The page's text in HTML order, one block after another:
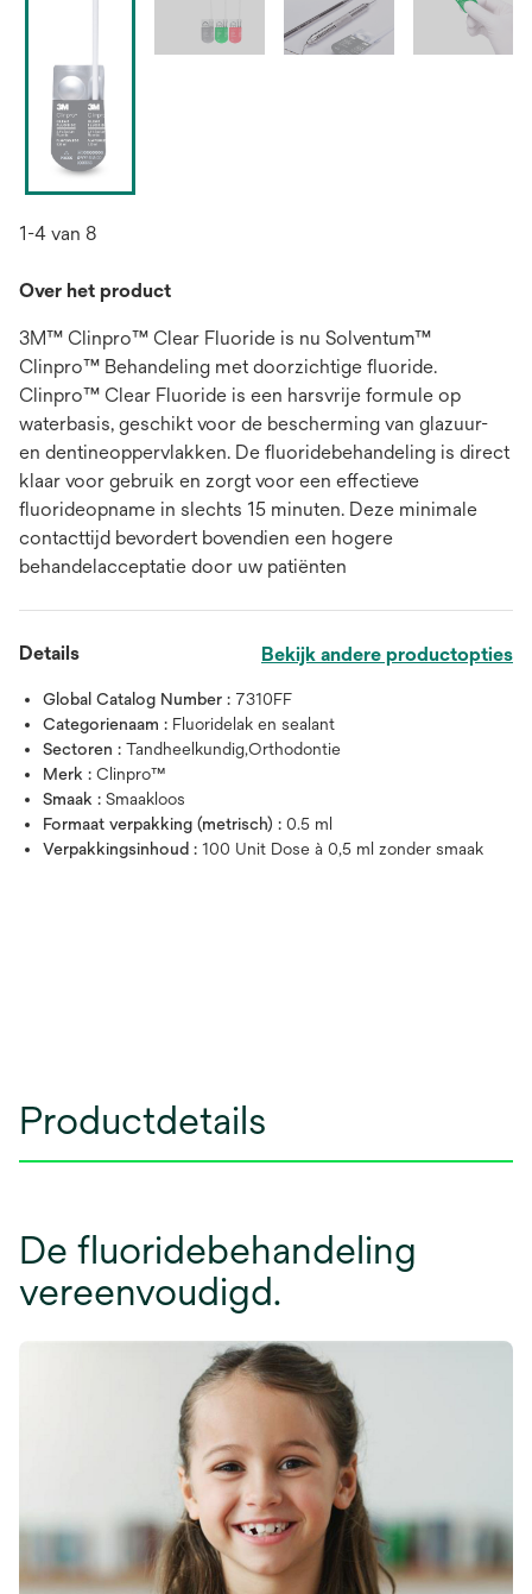
1-4 van 8
Over het product
3M™ Clinpro™ Clear Fluoride is nu Solventum™
Clinpro™ Behandeling met doorzichtige fluoride.
Clinpro™ Clear Fluoride is een harsvrije formule op
waterbasis, geschikt voor de bescherming van glazuur-
en dentineoppervlakken. De fluoridebehandeling is direct
klaar voor gebruik en zorgt voor een effectieve
fluorideopname in slechts 15 minuten. Deze minimale
contacttijd bevordert bovendien een hogere
behandelacceptatie door uw patiënten
Details Bekijk andere productopties
Global Catalog Number : 7310FF
Categorienaam : Fluoridelak en sealant
Sectoren : Tandheelkundig,Orthodontie
Merk : Clinpro™
Smaak : Smaakloos
Formaat verpakking (metrisch) : 0.5 ml
Verpakkingsinhoud : 100 Unit Dose à 0,5 ml zonder smaak
Productdetails
De fluoridebehandeling
vereenvoudigd.